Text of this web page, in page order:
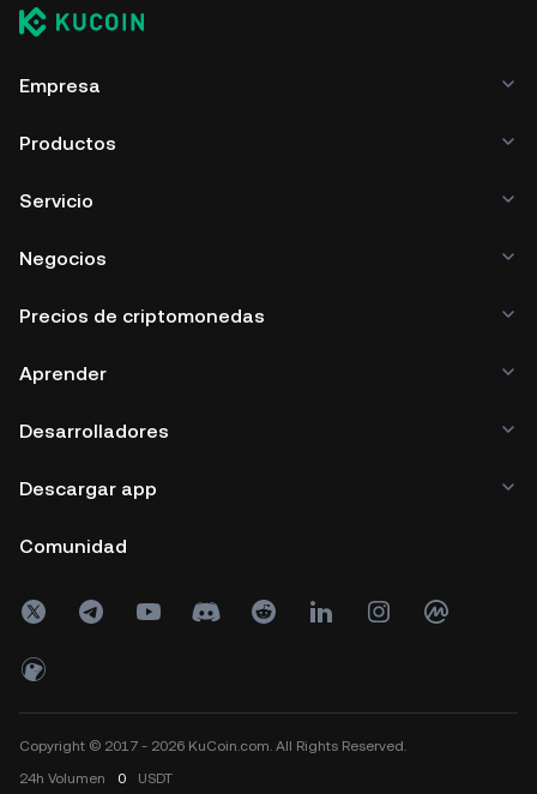
Empresa
Productos
Servicio
Negocios
Precios de criptomonedas
Aprender
Desarrolladores
Descargar app
Comunidad
Copyright © 2017 - 2026 KuCoin.com. All Rights Reserved.
24h Volumen 0 USDT